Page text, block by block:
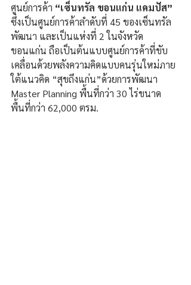
ศูนย์การค้า “เซ็นทรัล ขอนแก่น แคมปัส”
ซึ่งเป็นศูนย์การค้าลำดับที่ 45 ของเซ็นทรัล
พัฒนา และเป็นแห่งที่ 2 ในจังหวัด
ขอนแก่น ถือเป็นต้นแบบศูนย์การค้าที่ขับ
เคลื่อนด้วยพลังความคิดแบบคนรุ่นใหม่ภาย
ใต้แนวคิด “สุขถึงแก่น”ด้วยการพัฒนา
Master Planning พื้นที่กว่า 30 ไร่ขนาด
พื้นที่กว่า 62,000 ตรม.